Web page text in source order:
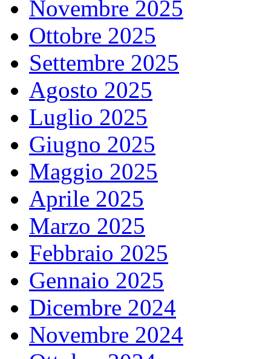
Novembre 2025
Ottobre 2025
Settembre 2025
Agosto 2025
Luglio 2025
Giugno 2025
Maggio 2025
Aprile 2025
Marzo 2025
Febbraio 2025
Gennaio 2025
Dicembre 2024
Novembre 2024